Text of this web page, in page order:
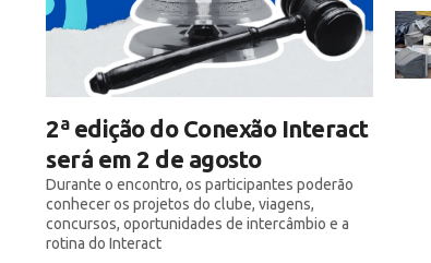
2ª edição do Conexão Interact
será em 2 de agosto
Durante o encontro, os participantes poderão
conhecer os projetos do clube, viagens,
concursos, oportunidades de intercâmbio e a
rotina do Interact